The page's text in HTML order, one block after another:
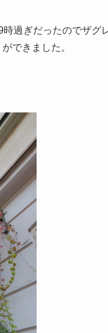
過ぎだったのでザグ
できました。